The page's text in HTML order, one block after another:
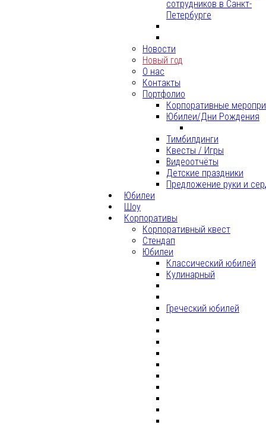
сотрудников в Санкт-
Петербурге
Новости
Новый год
О нас
Контакты
Портфолио
Корпоративные
Юбилеи/Дни Рождения
Тимбилдинги
Квесты / Игры
Видеоотчёты
Детские праздники
Предложение руки и
Юбилеи
Шоу
Корпоративы
Корпоративный квест
Стендап
Юбилеи
Классический юбилей
Кулинарный
Греческий юбилей